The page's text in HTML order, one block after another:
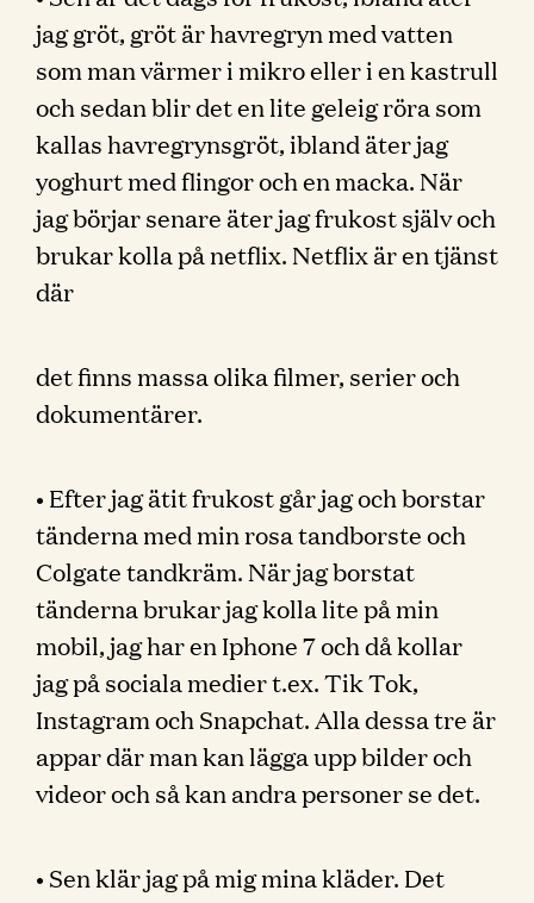
jag gröt, gröt är havregryn med vatten
som man värmer i mikro eller i en kastrull
och sedan blir det en lite geleig röra som
kallas havregrynsgröt, ibland äter jag
yoghurt med flingor och en macka. När
jag börjar senare äter jag frukost själv och
brukar kolla på netflix. Netflix är en tjänst
där
det finns massa olika filmer, serier och
dokumentärer.
• Efter jag ätit frukost går jag och borstar
tänderna med min rosa tandborste och
Colgate tandkräm. När jag borstat
tänderna brukar jag kolla lite på min
mobil, jag har en Iphone 7 och då kollar
jag på sociala medier t.ex. Tik Tok,
Instagram och Snapchat. Alla dessa tre är
appar där man kan lägga upp bilder och
videor och så kan andra personer se det.
• Sen klär jag på mig mina kläder. Det